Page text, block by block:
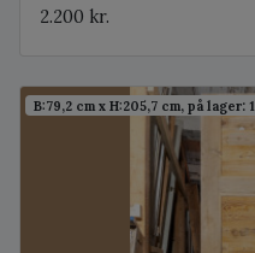
2.200 kr.
B:79,2 cm x H:205,7 cm, på lager: 1